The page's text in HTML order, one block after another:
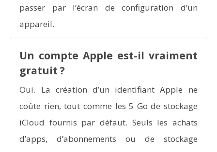
passer par l’écran de configuration d’un
appareil.
Un compte Apple est-il vraiment
gratuit ?
Oui. La création d’un identifiant Apple ne
coûte rien, tout comme les 5 Go de stockage
iCloud fournis par défaut. Seuls les achats
d’apps, d’abonnements ou de stockage